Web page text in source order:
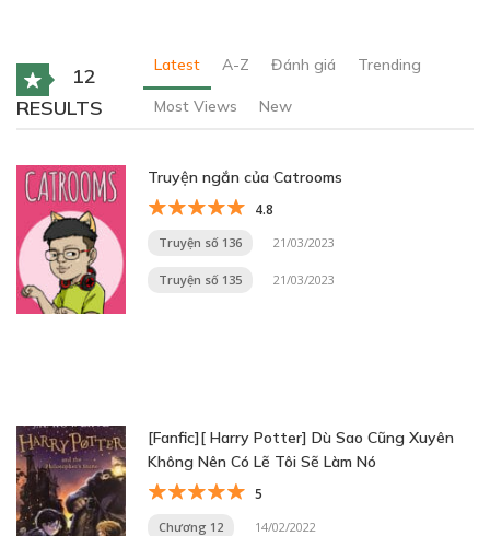
12
RESULTS
Latest A-Z Đánh giá Trending
Most Views New
Truyện ngắn của Catrooms
4.8
Truyện số 136 21/03/2023
Truyện số 135 21/03/2023
[Fanfic][ Harry Potter] Dù Sao Cũng Xuyên
Không Nên Có Lẽ Tôi Sẽ Làm Nó
5
Chương 12 14/02/2022